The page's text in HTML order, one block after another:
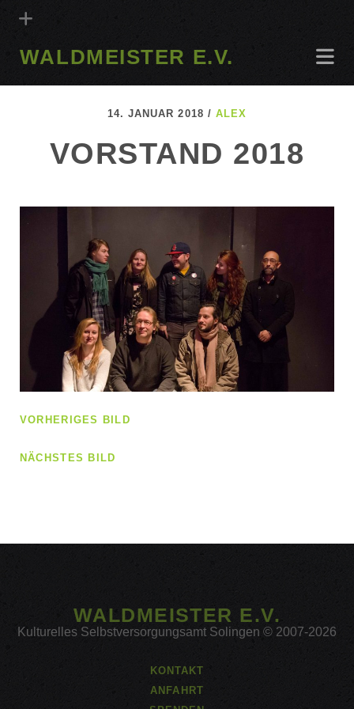
WALDMEISTER E.V.
14. JANUAR 2018 / ALEX
VORSTAND 2018
VORHERIGES BILD
NÄCHSTES BILD
WALDMEISTER E.V.
Kulturelles Selbstversorgungsamt Solingen © 2007-2026
KONTAKT
ANFAHRT